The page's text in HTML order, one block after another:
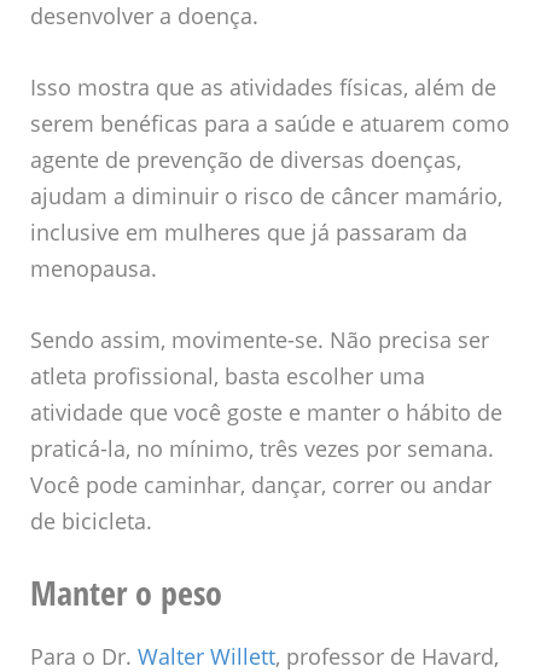
desenvolver a doença.
Isso mostra que as atividades físicas, além de
serem benéficas para a saúde e atuarem como
agente de prevenção de diversas doenças,
ajudam a diminuir o risco de câncer mamário,
inclusive em mulheres que já passaram da
menopausa.
Sendo assim, movimente-se. Não precisa ser
atleta profissional, basta escolher uma
atividade que você goste e manter o hábito de
praticá-la, no mínimo, três vezes por semana.
Você pode caminhar, dançar, correr ou andar
de bicicleta.
Manter o peso
Para o Dr. Walter Willett, professor de Havard,